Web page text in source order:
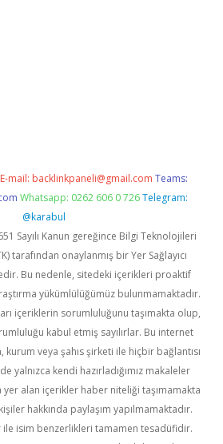
E-mail: backlinkpaneli@gmail.com Teams:
Whatsapp: 0262 606 0 726 Telegram:
@karabul
Sayılı Kanun gereğince Bilgi Teknolojileri
tarafından onaylanmış bir Yer Sağlayıcı
Bu nedenle, sitedeki içerikleri proaktif
yükümlülüğümüz bulunmamaktadır.
içeriklerin sorumluluğunu taşımakta olup,
kabul etmiş sayılırlar. Bu internet
veya şahıs şirketi ile hiçbir bağlantısı
yalnızca kendi hazırladığımız makaleler
yer alan içerikler haber niteliği taşımamakta
hakkında paylaşım yapılmamaktadır.
ile isim benzerlikleri tamamen tesadüfidir.